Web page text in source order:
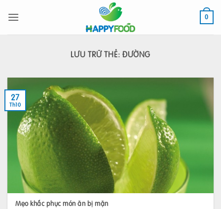
qua
0
LƯU TRỮ THẺ:ĐƯỜNG
Mẹo khắc phục món ăn bị mặn
27
Th10